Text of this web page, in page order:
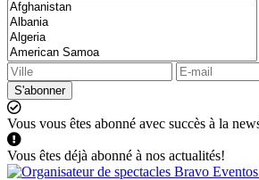
S'abonner
Vous vous êtes abonné avec succès à la
Vous êtes déjà abonné à nos actualités!